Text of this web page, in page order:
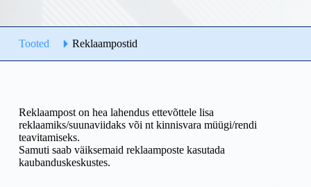
Tooted Reklaampostid
Reklaampost on hea lahendus ettevõttele lisa
reklaamiks/suunaviidaks või nt kinnisvara müügi/rendi
teavitamiseks.
Samuti saab väiksemaid reklaamposte kasutada
kaubanduskeskustes.